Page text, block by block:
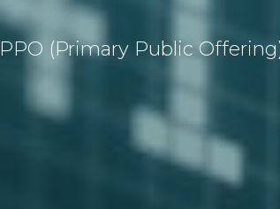
PPO (Primary Public